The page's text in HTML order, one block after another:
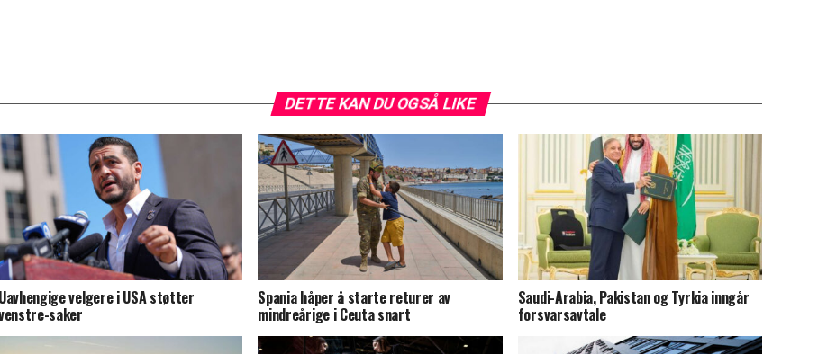
DETTE KAN DU OGSÅ LIKE
Uavhengige velgere i USA støtter
saker
Spania håper å starte returer av
mindreårige i Ceuta snart
Saudi-Arabia, Pakistan og Tyrkia inngår
forsvarsavtale